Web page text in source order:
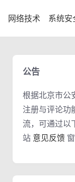
网络技术 系统安
公告
根据北京市公
注册与评论功
流，可通过以
站 意见反馈